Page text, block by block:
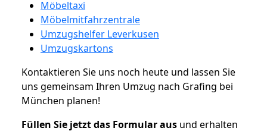
Möbeltaxi
Möbelmitfahrzentrale
Umzugshelfer Leverkusen
Umzugskartons
Kontaktieren Sie uns noch heute und lassen Sie
uns gemeinsam Ihren Umzug nach Grafing bei
München planen!
Füllen Sie jetzt das Formular aus und erhalten